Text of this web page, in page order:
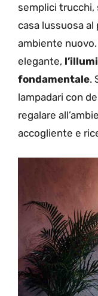
semplici trucchi,
casa lussuosa
ambiente
elegante,
fondamentale.
lampadari con
regalare
accogliente e